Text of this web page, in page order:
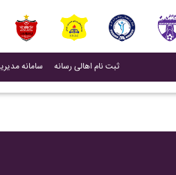
سامانه (current)
ثبت نام اهالی رسانه(current)